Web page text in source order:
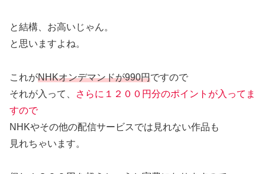
と結構、お高いじゃん。
と思いますよね。
これがNHKオンデマンドが990円ですので
それが入って、
さらに１２００円分のポイントが入ってま
すので
NHKやその他の配信サービスでは見れない作品も
見れちゃいます。